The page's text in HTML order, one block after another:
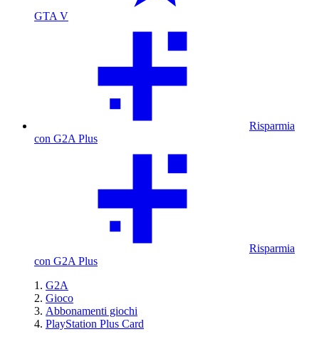
GTA V
Risparmia
con G2A Plus
Risparmia
con G2A Plus
G2A
Gioco
Abbonamenti giochi
PlayStation Plus Card